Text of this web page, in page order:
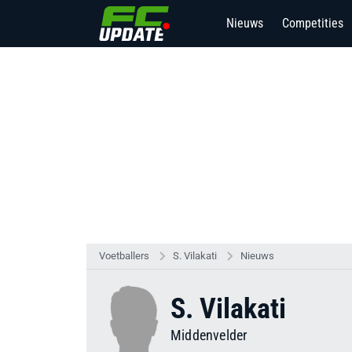
Nieuws Competities
Voetballers S. Vilakati Nieuws
S. Vilakati
Middenvelder